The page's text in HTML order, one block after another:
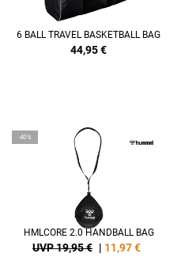
6 BALL TRAVEL BASKETBALL BAG
44,95€
-40%
HMLCORE 2.0 HANDBALL BAG
UVP 19,95 € | 11,97€